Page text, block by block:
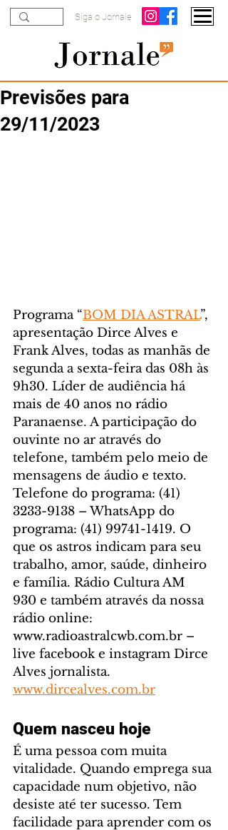
Siga o Jornale
Previsões para
29/11/2023
Programa “BOM DIA ASTRAL”,
apresentação Dirce Alves e
Frank Alves, todas as manhãs de
segunda a sexta-feira das 08h às
9h30. Líder de audiência há
mais de 40 anos no rádio
Paranaense. A participação do
ouvinte no ar através do
telefone, também pelo meio de
mensagens de áudio e texto.
Telefone do programa: (41)
3233-9138 – WhatsApp do
programa: (41) 99741-1419. O
que os astros indicam para seu
trabalho, amor, saúde, dinheiro
e família. Rádio Cultura AM
930 e também através da nossa
rádio online:
www.radioastralcwb.com.br –
live facebook e instagram Dirce
Alves jornalista.
www.dircealves.com.br
Quem nasceu hoje
É uma pessoa com muita
vitalidade. Quando emprega sua
capacidade num objetivo, não
desiste até ter sucesso. Tem
facilidade para aprender com os